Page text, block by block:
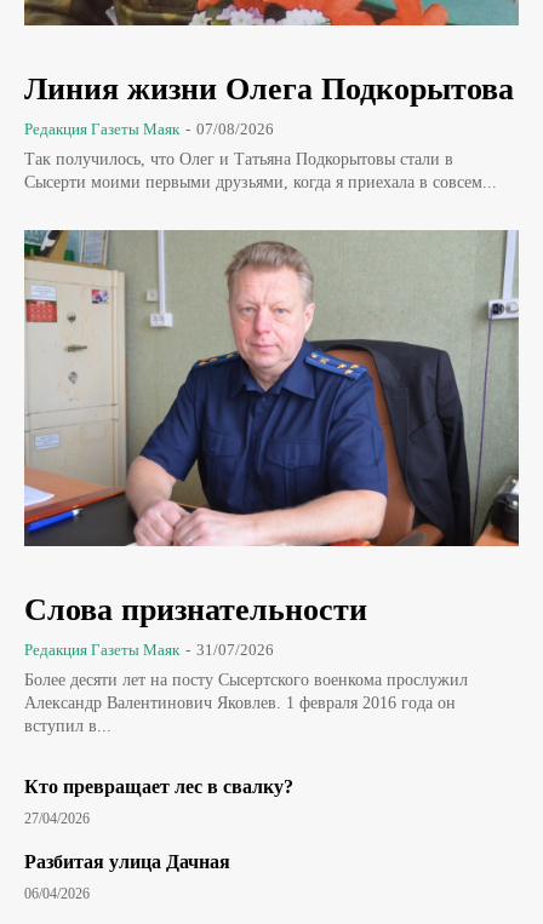
Линия жизни Олега Подкорытова
Редакция Газеты Маяк - 07/08/2026
Так получилось, что Олег и Татьяна Подкорытовы стали в
Сысерти моими первыми друзьями, когда я приехала в совсем...
Слова признательности
Редакция Газеты Маяк - 31/07/2026
Более десяти лет на посту Сысертского военкома прослужил
Александр Валентинович Яковлев. 1 февраля 2016 года он
вступил в...
Кто превращает лес в свалку?
27/04/2026
Разбитая улица Дачная
06/04/2026